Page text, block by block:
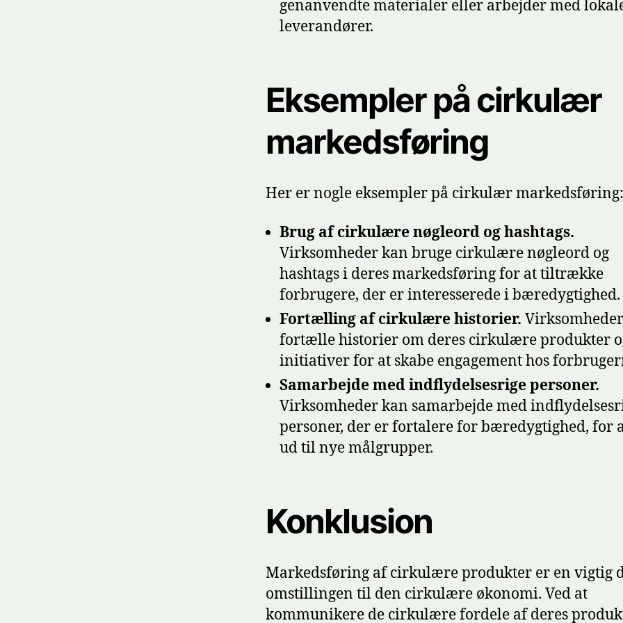
genanvendte materialer eller arbejder med
leverandører.
Eksempler på cirkulær
markedsføring
Her er nogle eksempler på cirkulær markedsføring:
Brug af cirkulære nøgleord og hashtags.
Virksomheder kan bruge cirkulære nøgleord og
hashtags i deres markedsføring for at tiltrække
forbrugere, der er interesserede i bæredygtighed.
Fortælling af cirkulære historier.
fortælle historier om deres cirkulære produkter
initiativer for at skabe engagement hos
Samarbejde med indflydelsesrige personer.
Virksomheder kan samarbejde med
personer, der er fortalere for bæredygtighed, for
ud til nye målgrupper.
Konklusion
Markedsføring af cirkulære produkter er en vigtig
omstillingen til den cirkulære økonomi. Ved at
kommunikere de cirkulære fordele af deres